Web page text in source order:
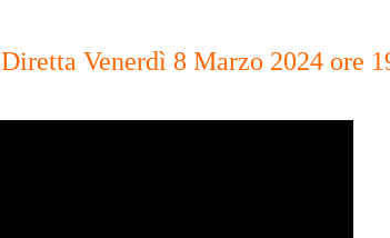
Diretta Venerdì 8 Marzo 2024 ore